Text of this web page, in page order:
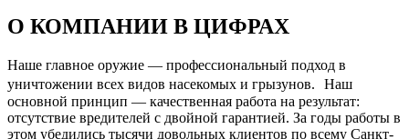
О КОМПАНИИ В ЦИФРАХ
Наше главное оружие — профессиональный подход в
уничтожении всех видов насекомых и грызунов. Наш
основной принцип — качественная работа на результат:
отсутствие вредителей с двойной гарантией. За годы работы в
этом убедились тысячи довольных клиентов по всему Санкт-